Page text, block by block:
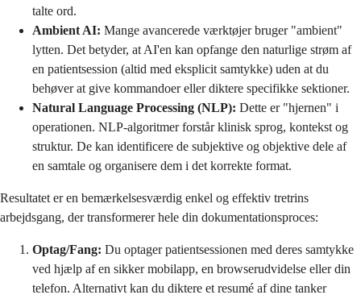
talte ord.
Ambient AI: Mange avancerede værktøjer bruger "ambient"
lytten. Det betyder, at AI'en kan opfange den naturlige strøm af
en patientsession (altid med eksplicit samtykke) uden at du
behøver at give kommandoer eller diktere specifikke sektioner.
Natural Language Processing (NLP): Dette er "hjernen" i
operationen. NLP-algoritmer forstår klinisk sprog, kontekst og
struktur. De kan identificere de subjektive og objektive dele af
en samtale og organisere dem i det korrekte format.
Resultatet er en bemærkelsesværdig enkel og effektiv tretrins
arbejdsgang, der transformerer hele din dokumentationsproces:
Optag/Fang: Du optager patientsessionen med deres samtykke
ved hjælp af en sikker mobilapp, en browserudvidelse eller din
telefon. Alternativt kan du diktere et resumé af dine tanker